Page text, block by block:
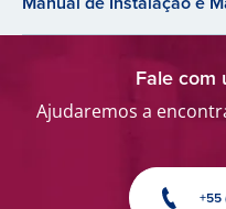
Fale com
Ajudaremos a
+55